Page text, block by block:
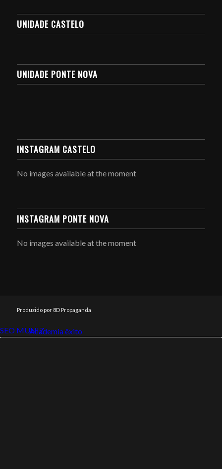
UNIDADE CASTELO
UNIDADE PONTE NOVA
INSTAGRAM CASTELO
No images available at the moment
INSTAGRAM PONTE NOVA
No images available at the moment
Produzido por 8D Propaganda
SEO MUNIZ
Link112Academia êxito